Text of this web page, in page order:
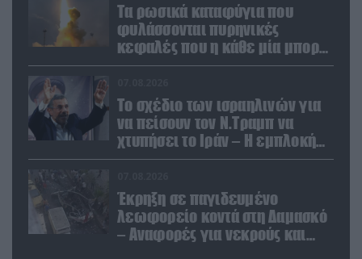
Τα ρωσικά καταφύγια που
φυλάσσονται πυρηνικές
κεφαλές που η κάθε μία μπορεί
να καταστρέψει «μία
Το σχέδιο των ισραηλινών για
να πείσουν τον Ν.Τραμπ να
χτυπήσει το Ιράν – Η εμπλοκή
του Μ.Αχμαντινετζάντ
Έκρηξη σε παγιδευμένο
λεωφορείο κοντά στη Δαμασκό
– Αναφορές για νεκρούς και